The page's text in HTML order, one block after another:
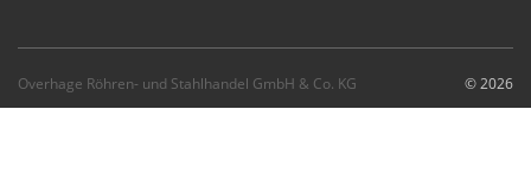
Overhage Röhren- und Stahlhandel GmbH & Co. KG © 2026